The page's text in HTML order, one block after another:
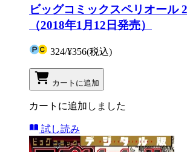
ビッグコミックスペリオール
（2018年1月12日発売）
324/¥356(税込)
カートに追加
カートに追加しました
試し読み